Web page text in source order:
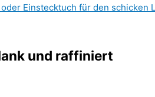
Einstecktuch für den schicken
und raffiniert